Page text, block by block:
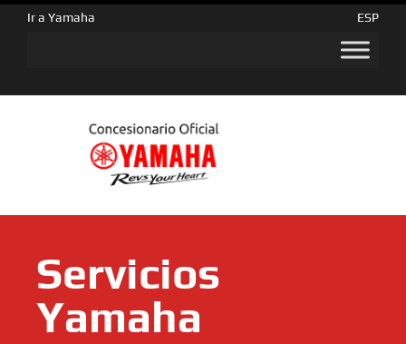
Ir a Yamaha ESP
Servicios
Yamaha